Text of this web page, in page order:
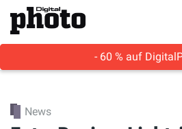
- 60 % auf
News